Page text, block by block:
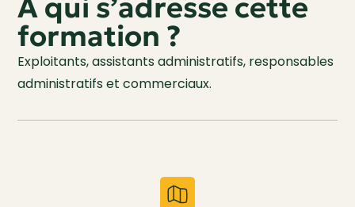
À qui s’adresse cette
formation ?
Exploitants, assistants administratifs, responsables
administratifs et commerciaux.